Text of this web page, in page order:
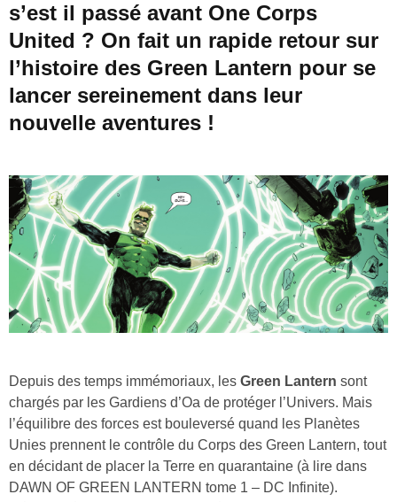
s’est il passé avant One Corps
United ? On fait un rapide retour sur
l’histoire des Green Lantern pour se
lancer sereinement dans leur
nouvelle aventures !
Depuis des temps immémoriaux, les Green Lantern sont
chargés par les Gardiens d’Oa de protéger l’Univers. Mais
l’équilibre des forces est bouleversé quand les Planètes
Unies prennent le contrôle du Corps des Green Lantern, tout
en décidant de placer la Terre en quarantaine (à lire dans
DAWN OF GREEN LANTERN tome 1 – DC Infinite).